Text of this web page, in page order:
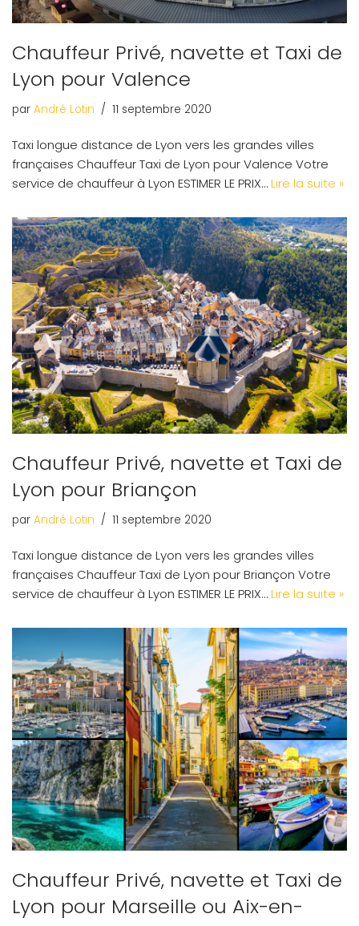
Chauffeur Privé, navette et Taxi de
Lyon pour Valence
par André Lotin 11 septembre 2020
Taxi longue distance de Lyon vers les grandes villes
françaises Chauffeur Taxi de Lyon pour Valence Votre
service de chauffeur à Lyon ESTIMER LE PRIX…Lire la suite »
Chauffeur Privé, navette et Taxi de
Lyon pour Briançon
par André Lotin 11 septembre 2020
Taxi longue distance de Lyon vers les grandes villes
françaises Chauffeur Taxi de Lyon pour Briançon Votre
service de chauffeur à Lyon ESTIMER LE PRIX…Lire la suite »
Chauffeur Privé, navette et Taxi de
Lyon pour Marseille ou Aix-en-